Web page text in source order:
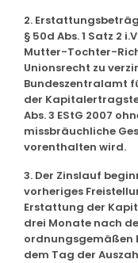
2.
§ 50d Abs. 1 Satz 2
Mutter-Tochter-
Unionsrecht zu
Bundeszentralamt
der
Abs. 3 EStG 2007
missbräuchliche
vorenthalten wird.
3. Der Zinslauf
vorheriges
Erstattung der
drei Monate nach
ordnungsgemäßen
dem Tag der